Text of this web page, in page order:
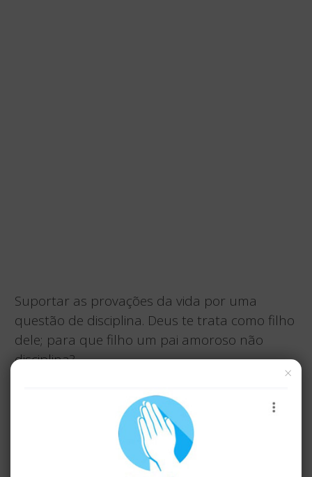
Suportar as provações da vida por uma
questão de disciplina. Deus te trata como filho
dele; para que filho um pai amoroso não
disciplina?
Sempre parece mais doloroso do que
agradável; mas depois produz o fruto pacífico
da justiça para aqueles que foram treinados
×